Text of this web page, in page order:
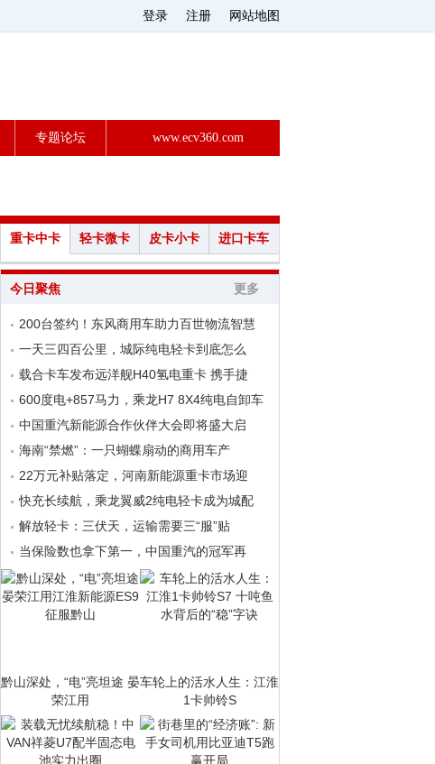
登录 注册 网站地图
专题论坛 www.ecv360.com
重卡中卡 轻卡微卡 皮卡小卡 进口卡车
今日聚焦 更多
200台签约！东风商用车助力百世物流智慧
一天三四百公里，城际纯电轻卡到底怎么
载合卡车发布远洋舰H40氢电重卡 携手捷
600度电+857马力，乘龙H7 8X4纯电自卸车
中国重汽新能源合作伙伴大会即将盛大启
海南“禁燃”：一只蝴蝶扇动的商用车产
22万元补贴落定，河南新能源重卡市场迎
快充长续航，乘龙翼威2纯电轻卡成为城配
解放轻卡：三伏天，运输需要三“服”贴
当保险数也拿下第一，中国重汽的冠军再
黔山深处，“电”亮坦途 晏
荣江用
车轮上的活水人生：江淮
1卡帅铃S